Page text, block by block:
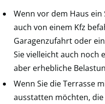
Wenn vor dem Haus ein
auch von einem Kfz
Garagenzufahrt oder
Sie vielleicht auch noch
aber erhebliche
Wenn Sie die Terrasse
ausstatten möchten,